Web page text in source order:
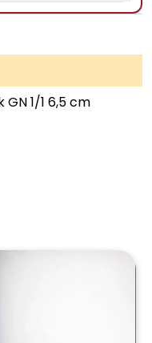
GN 1/1 6,5 cm